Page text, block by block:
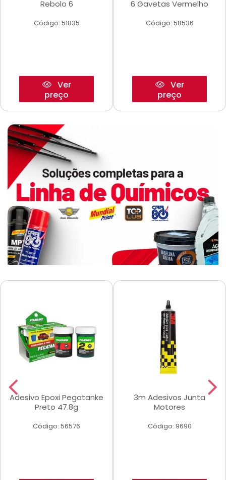
Rebolo 6
Código: 51835
Ver
preço
6 Gavetas Vermelho
Código: 58536
Ver
preço
Adesivo Epoxi Pegatanke
Preto 47.8g
Código: 56576
3m Adesivos Junta
Motores
Código: 9690